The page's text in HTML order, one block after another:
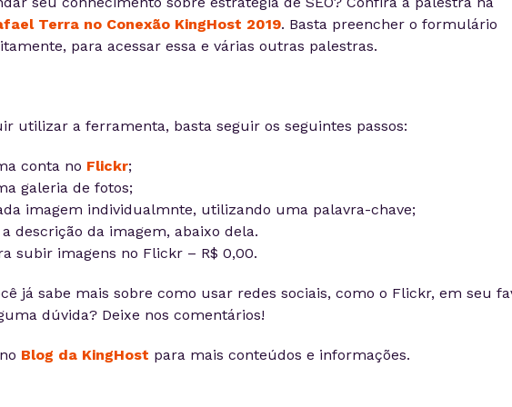
Terra no Conexão KingHost 2019. Basta preencher o formulário
para acessar essa e várias outras palestras.
utilizar a ferramenta, basta seguir os seguintes passos:
conta no Flickr;
galeria de fotos;
imagem individualmnte, utilizando uma palavra-chave;
descrição da imagem, abaixo dela.
subir imagens no Flickr – R$ 0,00.
já sabe mais sobre como usar redes sociais, como o Flickr, em seu
dúvida? Deixe nos comentários!
Blog da KingHost para mais conteúdos e informações.